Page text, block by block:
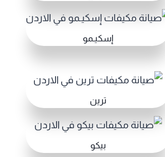
إسكيـمو
ترين
بيكو